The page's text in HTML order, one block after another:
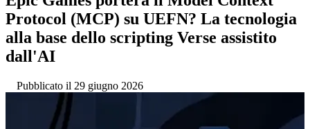
Protocol (MCP) su UEFN? La tecnologia
alla base dello scripting Verse assistito
dall'AI
Pubblicato il 29 giugno 2026